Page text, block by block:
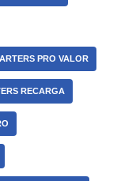
PRO VALOR
RECARGA